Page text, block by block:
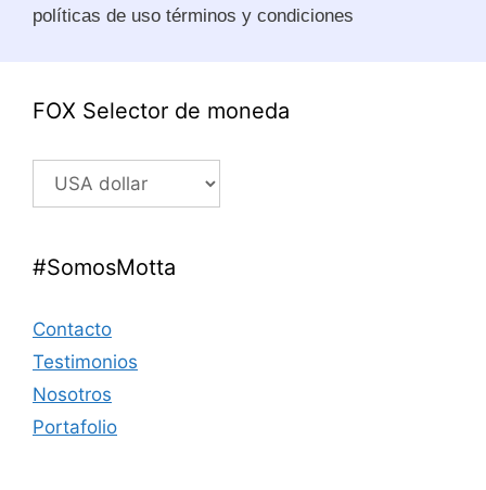
políticas de uso términos y condiciones
FOX Selector de moneda
#SomosMotta
Contacto
Testimonios
Nosotros
Portafolio